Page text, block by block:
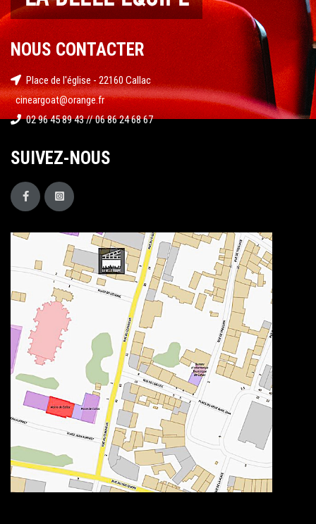
NOUS CONTACTER
Place de l'église - 22160 Callac
cineargoat@orange.fr
02 96 45 89 43 // 06 86 24 68 67
SUIVEZ-NOUS